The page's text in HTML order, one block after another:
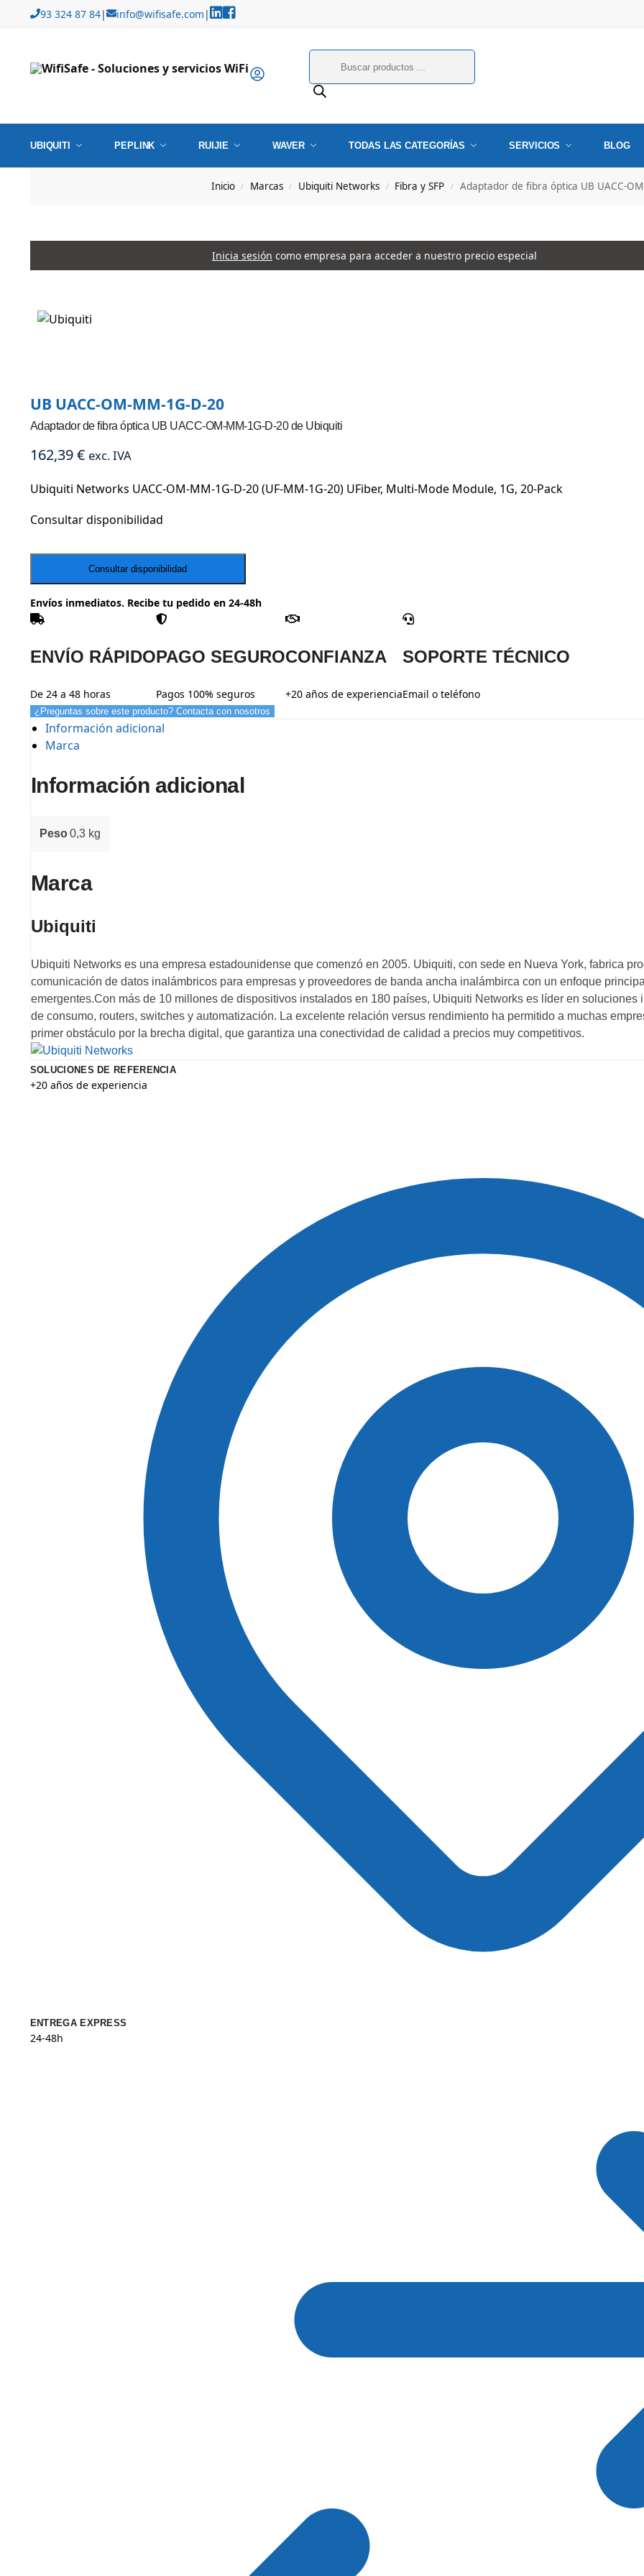
93 324 87 84| info@wifisafe.com |
UBIQUITI PEPLINK RUIJIE WAVER TODAS LAS CATEGORÍAS SERVICIOS BLOG
Inicio / Marcas / Ubiquiti Networks / Fibra y SFP / Adaptador de fibra óptica UB UACC-
Inicia sesión como empresa para acceder a nuestro precio especial
UB UACC-OM-MM-1G-D-20
Adaptador de fibra óptica UB UACC-OM-MM-1G-D-20 de Ubiquiti
162,39€ exc. IVA
Ubiquiti Networks UACC-OM-MM-1G-D-20 (UF-MM-1G-20) UFiber, Multi-Mode Module, 1G, 20-Pack
Consultar disponibilidad
Envíos inmediatos. Recibe tu pedido en 24-48h
ENVÍO RÁPIDO
De 24 a 48 horas
PAGO SEGURO
Pagos 100% seguros
CONFIANZA
+20 años de experiencia
SOPORTE TÉCNICO
Email o teléfono
¿Preguntas sobre este producto? Contacta con nosotros
Información adicional
Marca
Información adicional
Peso0,3 kg
Marca
Ubiquiti
Ubiquiti Networks es una empresa estadounidense que comenzó en 2005. Ubiquiti, con sede en Nueva York, fabrica
comunicación de datos inalámbricos para empresas y proveedores de banda ancha inalámbirca con un enfoque
emergentes.Con más de 10 millones de dispositivos instalados en 180 países, Ubiquiti Networks es líder en soluciones
de consumo, routers, switches y automatización. La excelente relación versus rendimiento ha permitido a muchas
primer obstáculo por la brecha digital, que garantiza una conectividad de calidad a precios muy competitivos.
SOLUCIONES DE REFERENCIA
+20 años de experiencia
ENTREGA EXPRESS
24-48h